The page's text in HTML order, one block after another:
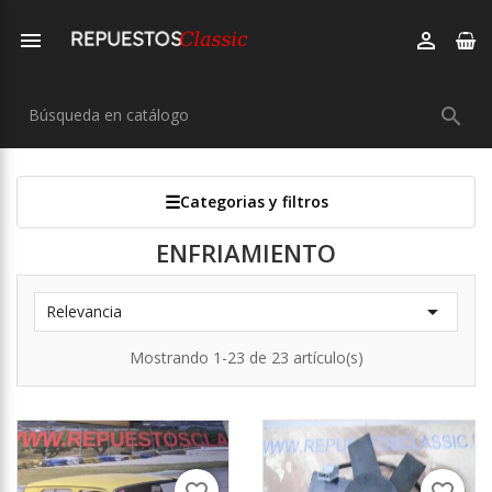
 

Categorias y filtros
ENFRIAMIENTO
Relevancia 
Mostrando 1-23 de 23 artículo(s)